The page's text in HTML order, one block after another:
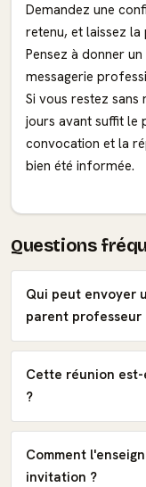
Demandez une
retenu, et laissez
Pensez à donner
messagerie
Si vous restez
jours avant suffit le
convocation et la
bien été informée.
Questions
Qui peut envoyer
parent professeur
Cette réunion
?
Comment
invitation ?